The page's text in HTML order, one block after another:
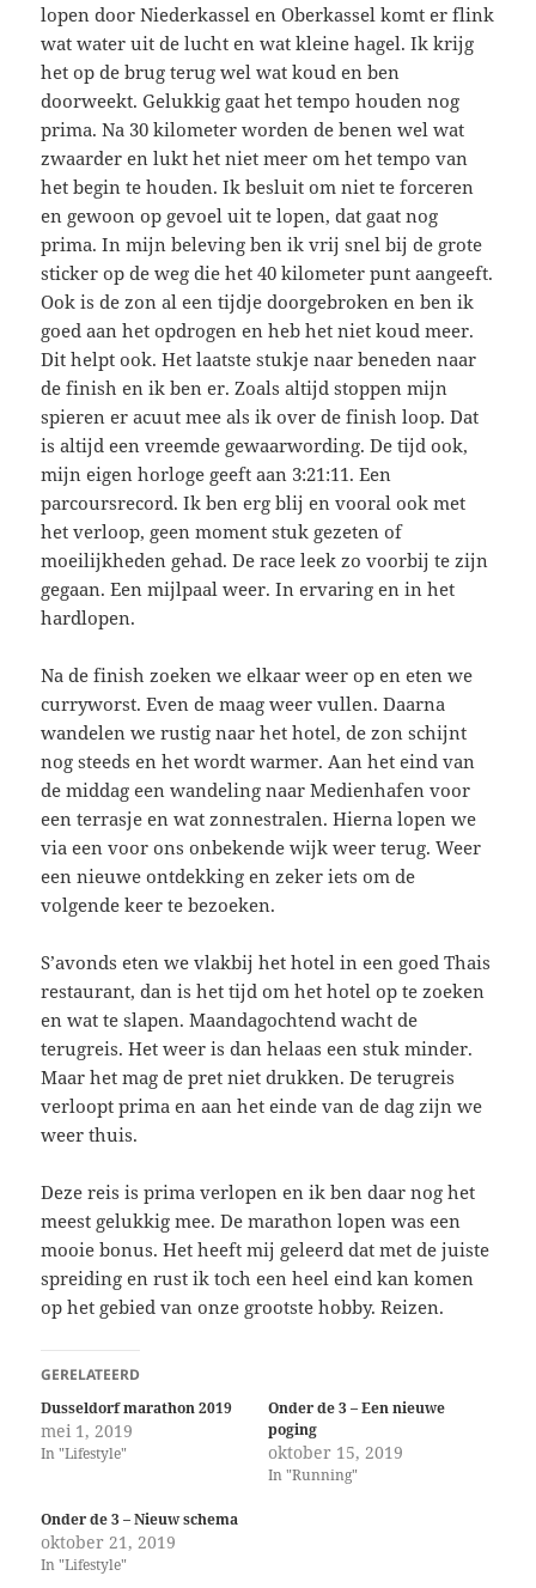
lopen door Niederkassel en Oberkassel komt er flink
wat water uit de lucht en wat kleine hagel. Ik krijg
het op de brug terug wel wat koud en ben
doorweekt. Gelukkig gaat het tempo houden nog
prima. Na 30 kilometer worden de benen wel wat
zwaarder en lukt het niet meer om het tempo van
het begin te houden. Ik besluit om niet te forceren
en gewoon op gevoel uit te lopen, dat gaat nog
prima. In mijn beleving ben ik vrij snel bij de grote
sticker op de weg die het 40 kilometer punt aangeeft.
Ook is de zon al een tijdje doorgebroken en ben ik
goed aan het opdrogen en heb het niet koud meer.
Dit helpt ook. Het laatste stukje naar beneden naar
de finish en ik ben er. Zoals altijd stoppen mijn
spieren er acuut mee als ik over de finish loop. Dat
is altijd een vreemde gewaarwording. De tijd ook,
mijn eigen horloge geeft aan 3:21:11. Een
parcoursrecord. Ik ben erg blij en vooral ook met
het verloop, geen moment stuk gezeten of
moeilijkheden gehad. De race leek zo voorbij te zijn
gegaan. Een mijlpaal weer. In ervaring en in het
hardlopen.
Na de finish zoeken we elkaar weer op en eten we
curryworst. Even de maag weer vullen. Daarna
wandelen we rustig naar het hotel, de zon schijnt
nog steeds en het wordt warmer. Aan het eind van
de middag een wandeling naar Medienhafen voor
een terrasje en wat zonnestralen. Hierna lopen we
via een voor ons onbekende wijk weer terug. Weer
een nieuwe ontdekking en zeker iets om de
volgende keer te bezoeken.
S’avonds eten we vlakbij het hotel in een goed Thais
restaurant, dan is het tijd om het hotel op te zoeken
en wat te slapen. Maandagochtend wacht de
terugreis. Het weer is dan helaas een stuk minder.
Maar het mag de pret niet drukken. De terugreis
verloopt prima en aan het einde van de dag zijn we
weer thuis.
Deze reis is prima verlopen en ik ben daar nog het
meest gelukkig mee. De marathon lopen was een
mooie bonus. Het heeft mij geleerd dat met de juiste
spreiding en rust ik toch een heel eind kan komen
op het gebied van onze grootste hobby. Reizen.
GERELATEERD
Dusseldorf marathon 2019
mei 1, 2019
In "Lifestyle"
Onder de 3 – Een nieuwe
poging
oktober 15, 2019
In "Running"
Onder de 3 – Nieuw schema
oktober 21, 2019
In "Lifestyle"